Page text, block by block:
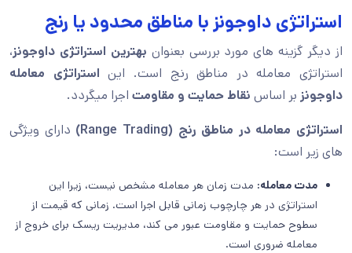
استراتژی داوجونز با مناطق محدود یا رنج
از دیگر گزینه های مورد بررسی بعنوان بهترین استراتژی داوجونز،
استراتژی معامله در مناطق رنج است. این استراتژی معامله
داوجونز بر اساس نقاط حمایت و مقاومت اجرا میگردد.
استراتژی معامله در مناطق رنج (Range Trading)
دارای ویژگی
های زیر است:
مدت معامله: مدت زمان هر معامله مشخص نیست، زیرا این
استراتژی در هر چارچوب زمانی قابل اجرا است. زمانی که قیمت از
سطوح حمایت و مقاومت عبور می کند، مدیریت ریسک برای خروج از
معامله ضروری است.